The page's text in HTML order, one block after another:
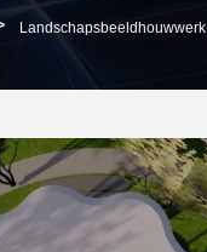
Landschapsbeeldhouwwerk